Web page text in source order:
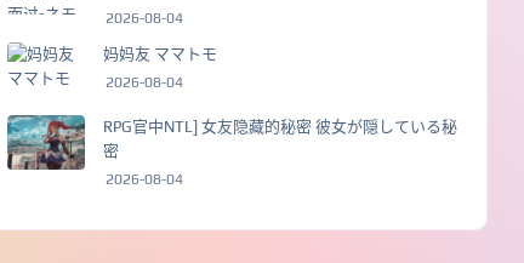
2026-08-04
妈妈友 ママトモ
2026-08-04
RPG官中NTL] 女友隐藏的秘密 彼女が隠している秘
密
2026-08-04